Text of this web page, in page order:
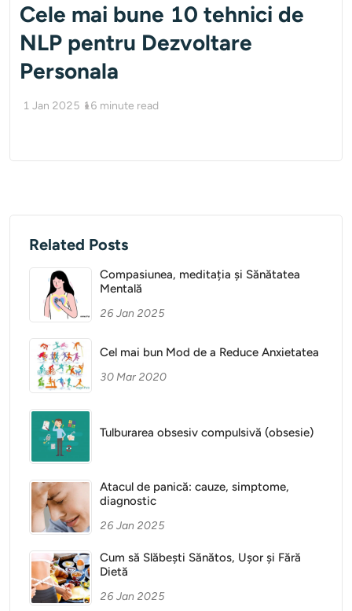
Cele mai bune 10 tehnici de
NLP pentru Dezvoltare
Personala
1 Jan 2025 16 minute read
Related Posts
Compasiunea, meditația și Sănătatea
Mentală
26 Jan 2025
Cel mai bun Mod de a Reduce Anxietatea
30 Mar 2020
Tulburarea obsesiv compulsivă (obsesie)
Atacul de panică: cauze, simptome,
diagnostic
26 Jan 2025
Cum să Slăbești Sănătos, Ușor și Fără
Dietă
26 Jan 2025